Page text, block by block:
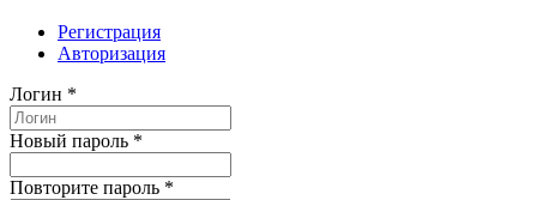
Регистрация
Авторизация
Логин *
Новый пароль *
Повторите пароль *